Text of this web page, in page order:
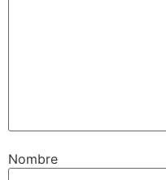
Nombre